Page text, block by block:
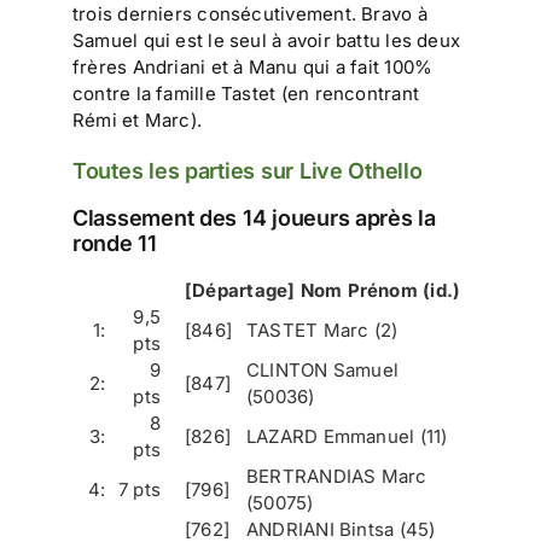
trois derniers consécutivement. Bravo à
Samuel qui est le seul à avoir battu les deux
frères Andriani et à Manu qui a fait 100%
contre la famille Tastet (en rencontrant
Rémi et Marc).
Toutes les parties sur Live Othello
Classement des 14 joueurs après la
ronde 11
[Départage] Nom Prénom (id.)
1:
9,5
pts
[846] TASTET Marc (2)
2:
9
pts
[847]
CLINTON Samuel
(50036)
3:
8
pts
[826] LAZARD Emmanuel (11)
4: 7 pts [796]
BERTRANDIAS Marc
(50075)
[762]
ANDRIANI Bintsa (45)